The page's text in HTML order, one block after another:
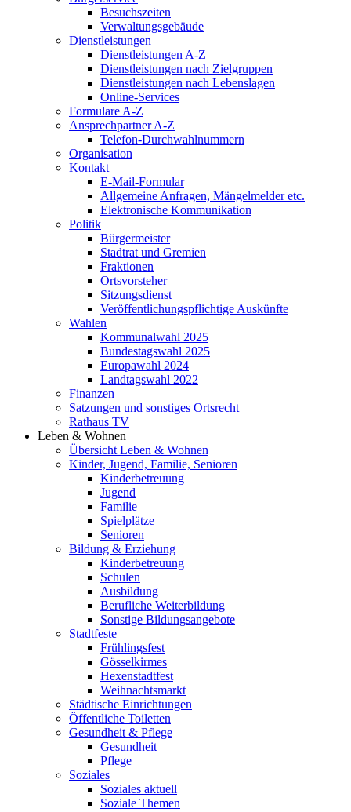
Besuchszeiten
Verwaltungsgebäude
Dienstleistungen
Dienstleistungen A-Z
Dienstleistungen nach Zielgruppen
Dienstleistungen nach Lebenslagen
Online-Services
Formulare A-Z
Ansprechpartner A-Z
Telefon-Durchwahlnummern
Organisation
Kontakt
E-Mail-Formular
Allgemeine Anfragen, Mängelmelder etc.
Elektronische Kommunikation
Politik
Bürgermeister
Stadtrat und Gremien
Fraktionen
Ortsvorsteher
Sitzungsdienst
Veröffentlichungspflichtige Auskünfte
Wahlen
Kommunalwahl 2025
Bundestagswahl 2025
Europawahl 2024
Landtagswahl 2022
Finanzen
Satzungen und sonstiges Ortsrecht
Rathaus TV
Leben & Wohnen
Übersicht Leben & Wohnen
Kinder, Jugend, Familie, Senioren
Kinderbetreuung
Jugend
Familie
Spielplätze
Senioren
Bildung & Erziehung
Kinderbetreuung
Schulen
Ausbildung
Berufliche Weiterbildung
Sonstige Bildungsangebote
Stadtfeste
Frühlingsfest
Gösselkirmes
Hexenstadtfest
Weihnachtsmarkt
Städtische Einrichtungen
Öffentliche Toiletten
Gesundheit & Pflege
Gesundheit
Pflege
Soziales
Soziales aktuell
Soziale Themen